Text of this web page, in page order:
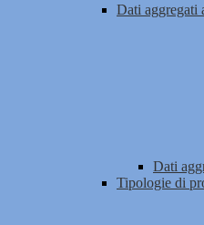
Dati aggregati
Dati
Tipologie di